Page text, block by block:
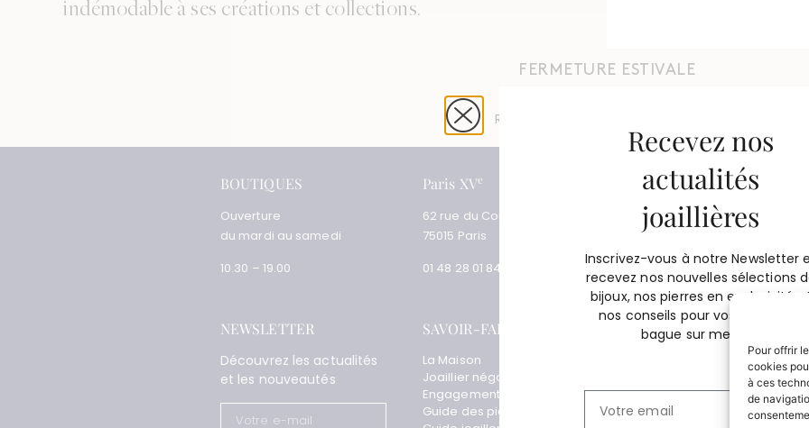
Pour offrir
cookies
à ces
de
indémodable à ses créations et collections.
FERMETURE ESTIVALE
Réouverture le 1er septembre 2026
BOUTIQUES
Ouverture
du mardi au samedi
10.30 – 19.00
Paris XVe
62 rue du Commerce
75015 Paris
01 48 28 01 84
Paris XVIIe
3 place des Ternes
75017 Paris
01 53 81 69 08
NEWSLETTER
Découvrez les actualités
et les nouveautés
SAVOIR-FAIRE
La Maison
Joaillier négociant
Engagements
Guide des pierres
SERVICES
Certification et garantie
Politique expédition et
retour
Recevez nos
actualités
joaillières
Inscrivez-vous à notre Newsletter
recevez nos nouvelles sélections
bijoux, nos pierres en exclusivité et
nos conseils pour vos projets de
bague sur mesure.